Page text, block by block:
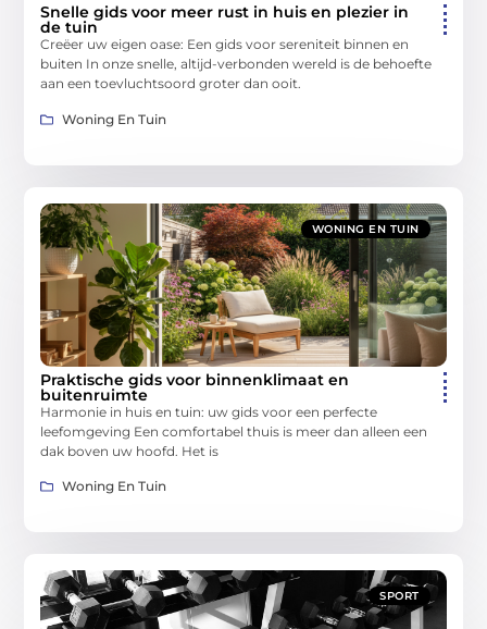
Snelle gids voor meer rust in huis en plezier in
de tuin
Creëer uw eigen oase: Een gids voor sereniteit binnen en
buiten In onze snelle, altijd-verbonden wereld is de behoefte
aan een toevluchtsoord groter dan ooit.
Woning En Tuin
WONING EN TUIN
Praktische gids voor binnenklimaat en
buitenruimte
Harmonie in huis en tuin: uw gids voor een perfecte
leefomgeving Een comfortabel thuis is meer dan alleen een
dak boven uw hoofd. Het is
Woning En Tuin
SPORT